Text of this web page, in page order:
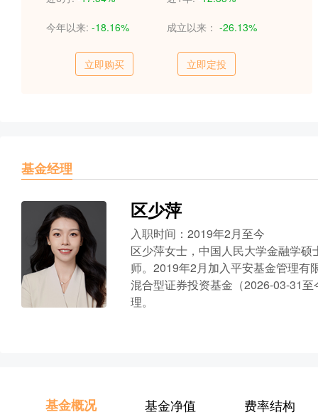
今年以来: -18.16% 成立以来： -26.13%
立即购买 立即定投
基金经理
区少萍
入职时间：2019年2月至今
区少萍女士，中国人民大学金融学
师。2019年2月加入平安基金管理有
混合型证券投资基金（2026-03-31
理。
基金概况 基金净值 费率结构